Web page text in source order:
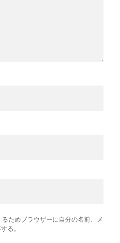
ためブラウザーに自分の名前、メ
る。